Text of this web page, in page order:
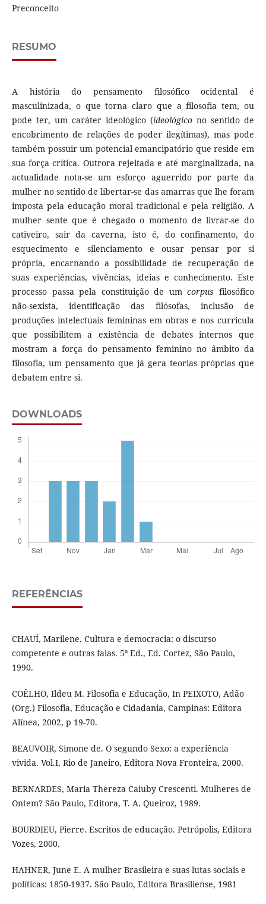
Preconceito
RESUMO
A história do pensamento filosófico ocidental é
masculinizada, o que torna claro que a filosofia tem, ou
pode ter, um caráter ideológico (ideológicono sentido de
encobrimento de relações de poder ilegítimas), mas pode
também possuir um potencial emancipatório que reside em
sua força crítica. Outrora rejeitada e até marginalizada, na
actualidade nota-se um esforço aguerrido por parte da
mulher no sentido de libertar-se das amarras que lhe foram
imposta pela educação moral tradicional e pela religião. A
mulher sente que é chegado o momento de livrar-se do
cativeiro, sair da caverna, isto é, do confinamento, do
esquecimento e silenciamento e ousar pensar por si
própria, encarnando a possibilidade de recuperação de
suas experiências, vivências, ideias e conhecimento. Este
processo passa pela constituição de umcorpusfilosófico
não-sexista, identificação das filósofas, inclusão de
produções intelectuais femininas em obras e nos curricula
que possibilitem a existência de debates internos que
mostram a força do pensamento feminino no âmbito da
filosofia, um pensamento que já gera teorias próprias que
debatem entre si.
DOWNLOADS
REFERÊNCIAS
CHAUÍ, Marilene. Cultura e democracia: o discurso
competente e outras falas. 5ª Ed., Ed. Cortez, São Paulo,
1990.
COÊLHO, Ildeu M. Filosofia e Educação, In PEIXOTO, Adão
(Org.) Filosofia, Educação e Cidadania, Campinas: Editora
Alínea, 2002, p 19-70.
BEAUVOIR, Simone de. O segundo Sexo: a experiência
vivida. Vol.I, Rio de Janeiro, Editora Nova Fronteira, 2000.
BERNARDES, Maria Thereza Caiuby Crescenti. Mulheres de
Ontem? São Paulo, Editora, T. A. Queiroz, 1989.
BOURDIEU, Pierre. Escritos de educação. Petrópolis, Editora
Vozes, 2000.
HAHNER, June E. A mulher Brasileira e suas lutas sociais e
políticas: 1850-1937. São Paulo, Editora Brasiliense, 1981